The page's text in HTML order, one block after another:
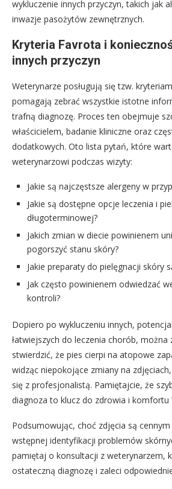
wykluczenie innych przyczyn, takich jak
inwazje pasożytów zewnętrznych.
Kryteria Favrota i
innych przyczyn
Weterynarze posługują się tzw.
pomagają zebrać wszystkie istotne
trafną diagnozę. Proces ten obejmuje
właścicielem, badanie kliniczne oraz
dodatkowych. Oto lista pytań, które
weterynarzowi podczas wizyty:
Jakie są najczęstsze alergeny w
Jakie są dostępne opcje leczenia i
długoterminowej?
Jakich zmian w diecie powinienem
pogorszyć stanu skóry?
Jakie preparaty do pielęgnacji skóry
Jak często powinienem odwiedzać
kontroli?
Dopiero po wykluczeniu innych,
łatwiejszych do leczenia chorób, można
stwierdzić, że pies cierpi na atopowe
widząc niepokojące zmiany na
się z profesjonalistą. Pamiętajcie, że
diagnoza to klucz do zdrowia i komfortu
Podsumowując, choć zdjęcia są
wstępnej identyfikacji problemów
pamiętaj o konsultacji z weterynarzem,
ostateczną diagnozę i zaleci